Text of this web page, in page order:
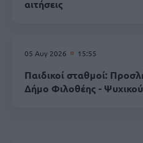
αιτήσεις
05 Αυγ 2026 15:55
Παιδικοί σταθμοί:
Δήμο Φιλοθέης - Ψυχικού